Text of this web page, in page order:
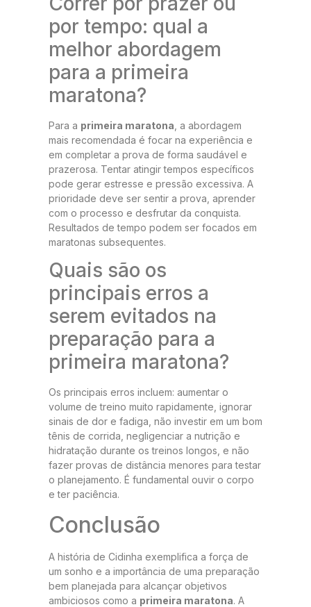
por tempo: qual a
melhor abordagem
para a primeira
maratona?
Para a primeira maratona , a abordagem
mais recomendada é focar na experiência e
em completar a prova de forma saudável e
prazerosa. Tentar atingir tempos específicos
pode gerar estresse e pressão excessiva. A
prioridade deve ser sentir a prova, aprender
com o processo e desfrutar da conquista.
Resultados de tempo podem ser focados em
maratonas subsequentes.
Quais são os
principais erros a
serem evitados na
preparação para a
primeira maratona?
Os principais erros incluem: aumentar o
volume de treino muito rapidamente, ignorar
sinais de dor e fadiga, não investir em um bom
tênis de corrida, negligenciar a nutrição e
hidratação durante os treinos longos, e não
fazer provas de distância menores para testar
o planejamento. É fundamental ouvir o corpo
e ter paciência.
Conclusão
A história de Cidinha exemplifica a força de
um sonho e a importância de uma preparação
bem planejada para alcançar objetivos
ambiciosos como a primeira maratona. A